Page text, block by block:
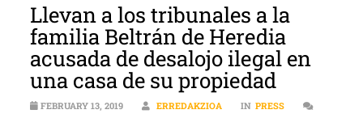
Llevan a los tribunales a la
familia Beltrán de Heredia
acusada de desalojo ilegal en
una casa de su propiedad
FEBRUARY 13, 2019 ERREDAKZIOA IN PRESS